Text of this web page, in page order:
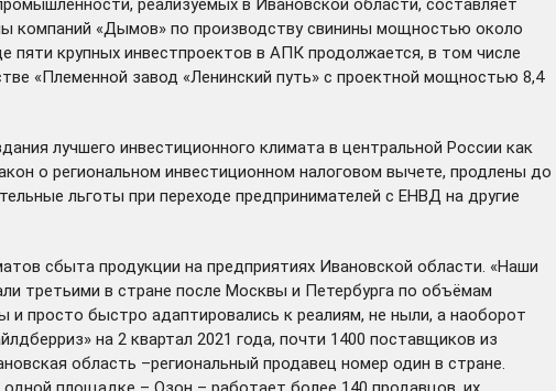
компаний «Дымов» по производству свинины мощностью около
пяти крупных инвестпроектов в АПК продолжается, в том числе
«Племенной завод «Ленинский путь» с проектной мощностью 8,4
лучшего инвестиционного климата в центральной России как
о региональном инвестиционном налоговом вычете, продлены до
льготы при переходе предпринимателей с ЕНВД на другие
сбыта продукции на предприятиях Ивановской области. «Наши
третьими в стране после Москвы и Петербурга по объёмам
просто быстро адаптировались к реалиям, не ныли, а наоборот
на 2 квартал 2021 года, почти 1400 поставщиков из
область –региональный продавец номер один в стране.